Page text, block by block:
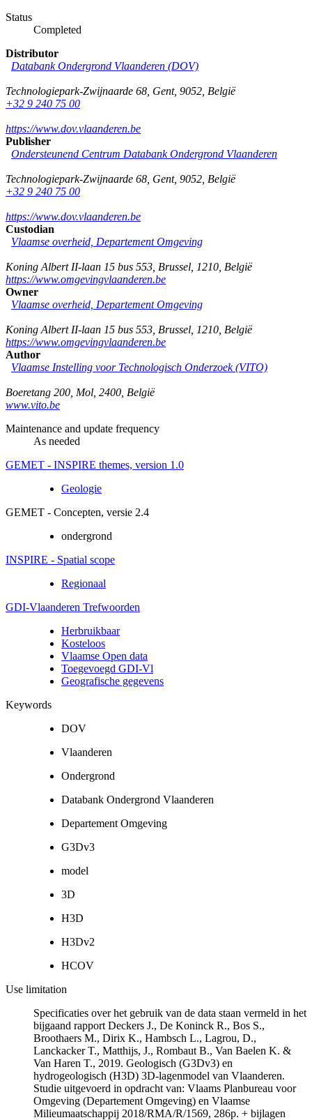
Status
Completed
Distributor
Databank Ondergrond Vlaanderen (DOV)
Technologiepark-Zwijnaarde 68 Gent, 9052 België
+32 9 240 75 00
https://www.dov.vlaanderen.be
Publisher
Ondersteunend Centrum Databank Ondergrond Vlaanderen
Technologiepark-Zwijnaarde 68 Gent, 9052 België
+32 9 240 75 00
https://www.dov.vlaanderen.be
Custodian
Vlaamse overheid, Departement Omgeving
Koning Albert II-laan 15 bus 553 Brussel 1210 België
https://www.omgevingvlaanderen.be
Owner
Vlaamse overheid, Departement Omgeving
Koning Albert II-laan 15 bus 553 Brussel 1210 België
https://www.omgevingvlaanderen.be
Author
Vlaamse Instelling voor Technologisch Onderzoek (VITO)
Boeretang 200 Mol 2400 België
www.vito.be
Maintenance and update frequency
As needed
GEMET - INSPIRE themes, version 1.0
Geologie
GEMET - Concepten, versie 2.4
ondergrond
INSPIRE - Spatial scope
Regionaal
GDI-Vlaanderen Trefwoorden
Herbruikbaar
Kosteloos
Vlaamse Open data
Toegevoegd GDI-Vl
Geografische gegevens
Keywords
DOV
Vlaanderen
Ondergrond
Databank Ondergrond Vlaanderen
Departement Omgeving
G3Dv3
model
3D
H3D
H3Dv2
HCOV
Use limitation
Specificaties over het gebruik van de data staan vermeld in het
bijgaand rapport Deckers J., De Koninck R., Bos S.,
Broothaers M., Dirix K., Hambsch L., Lagrou, D.,
Lanckacker T., Matthijs, J., Rombaut B., Van Baelen K. &
Van Haren T., 2019. Geologisch (G3Dv3) en
hydrogeologisch (H3D) 3D-lagenmodel van Vlaanderen.
Studie uitgevoerd in opdracht van: Vlaams Planbureau voor
Omgeving (Departement Omgeving) en Vlaamse
Milieumaatschappij 2018/RMA/R/1569, 286p. + bijlagen